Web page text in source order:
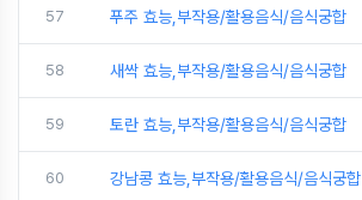
57 푸주 효능,부작용/활용음식/음식궁합
58 새싹 효능,부작용/활용음식/음식궁합
59 토란 효능,부작용/활용음식/음식궁합
60 강남콩 효능,부작용/활용음식/음식궁합